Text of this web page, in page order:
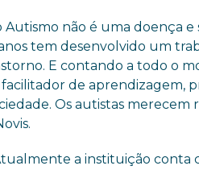
Autismo não é uma doença
tem desenvolvido um
E contando a todo o
de aprendizagem,
Os autistas merecem
a instituição conta